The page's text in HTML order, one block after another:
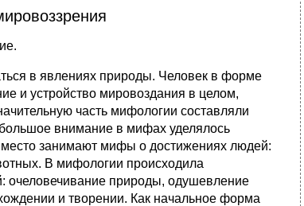
в явлениях природы. Человек в форме
и устройство мировоздания в целом,
часть мифологии составляли
внимание в мифах уделялось
занимают мифы о достижениях людей:
В мифологии происходила
очеловечивание природы, одушевление
и творении. Как начальное форма